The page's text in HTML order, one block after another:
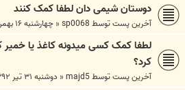
دوستان شیمی دان لطفا کمک کنند
آخرین پست توسطsp0068
« چهارشنبه ۱۶ بهمن ۱۳۹۲, ۱۱:۵۷ ب.ظ
لطفا کمک کسی میدونه کاغذ یا
کرد؟
آخرین پست توسطmajd5
« دوشنبه ۳۱ تیر ۱۳۹۲, ۱۲:۳۸ ب.ظ